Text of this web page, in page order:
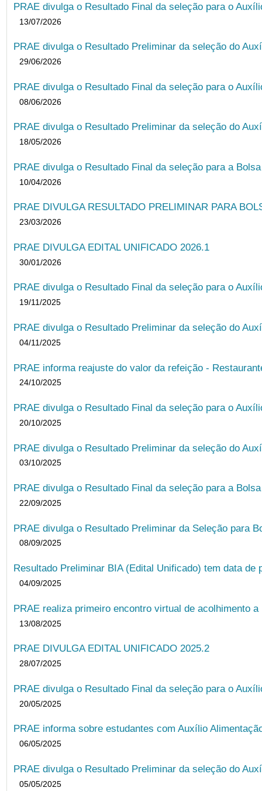
PRAE divulga o Resultado Final da seleção para o
13/07/2026
PRAE divulga o Resultado Preliminar da seleção do
29/06/2026
PRAE divulga o Resultado Final da seleção para o
08/06/2026
PRAE divulga o Resultado Preliminar da seleção do
18/05/2026
PRAE divulga o Resultado Final da seleção para a
10/04/2026
PRAE DIVULGA RESULTADO PRELIMINAR PARA
23/03/2026
PRAE DIVULGA EDITAL UNIFICADO 2026.1
30/01/2026
PRAE divulga o Resultado Final da seleção para o
19/11/2025
PRAE divulga o Resultado Preliminar da seleção do
04/11/2025
PRAE informa reajuste do valor da refeição -
24/10/2025
PRAE divulga o Resultado Final da seleção para o
20/10/2025
PRAE divulga o Resultado Preliminar da seleção do
03/10/2025
PRAE divulga o Resultado Final da seleção para a
22/09/2025
PRAE divulga o Resultado Preliminar da Seleção para
08/09/2025
Resultado Preliminar BIA (Edital Unificado) tem data de
04/09/2025
PRAE realiza primeiro encontro virtual de acolhimento
13/08/2025
PRAE DIVULGA EDITAL UNIFICADO 2025.2
28/07/2025
PRAE divulga o Resultado Final da seleção para o
20/05/2025
PRAE informa sobre estudantes com Auxílio
06/05/2025
PRAE divulga o Resultado Preliminar da seleção do
05/05/2025